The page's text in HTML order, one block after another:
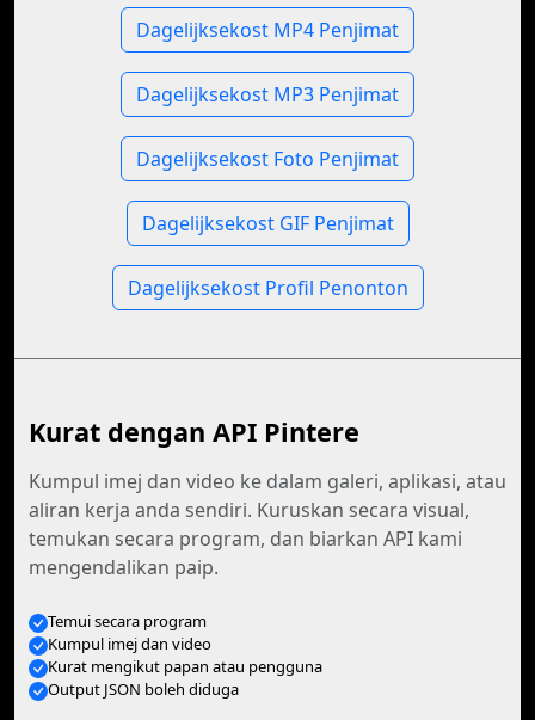
Dagelijksekost MP4 Penjimat
Dagelijksekost MP3 Penjimat
Dagelijksekost Foto Penjimat
Dagelijksekost GIF Penjimat
Dagelijksekost Profil Penonton
Kurat dengan API Pintere
Kumpul imej dan video ke dalam galeri, aplikasi, atau
aliran kerja anda sendiri. Kuruskan secara visual,
temukan secara program, dan biarkan API kami
mengendalikan paip.
Temui secara program
Kumpul imej dan video
Kurat mengikut papan atau pengguna
Output JSON boleh diduga